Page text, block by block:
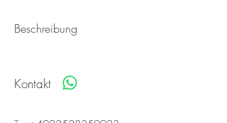
Beschreibung
Kontakt